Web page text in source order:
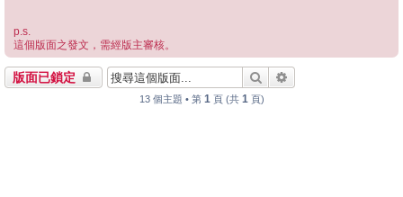
p.s.
這個版面之發文，需經版主審核。
版面已鎖定 搜尋
13 個主題 • 第 1 頁 (共 1 頁)